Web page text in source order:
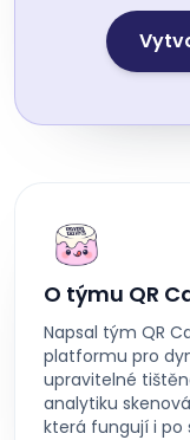
O týmu QR
Napsal tým QR
platformu pro
upravitelné
analytiku
která fungují i po